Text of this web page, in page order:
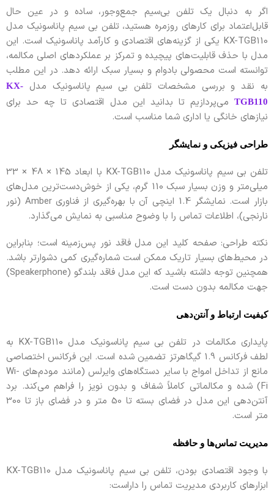
اگر به دنبال یک تلفن بی‌سیم جمع‌وجور، ساده و در عین حال
قابل‌اعتماد برای کارهای روزمره هستید، تلفن بی سیم پاناسونیک مدل
KX-TGB110 یکی از گزینه‌های اقتصادی و کارآمد پاناسونیک است. این
مدل با حذف قابلیت‌های پیچیده و تمرکز بر عملکردهای اصلی مکالمه،
توانسته است محصولی بادوام و بسیار سبک ارائه دهد. در این مطلب
به نقد و بررسی مشخصات تلفن بی سیم پاناسونیک مدل
KX-
TGB110
می‌پردازیم تا بدانید این مدل اقتصادی تا چه حد برای
نیازهای خانگی یا اداری شما مناسب است.
طراحی فیزیکی و نمایشگر
تلفن بی سیم پاناسونیک مدل KX-TGB110 با ابعاد 145 × 48 × 33
میلی‌متر و وزن بسیار سبک 110 گرم، یکی از خوش‌دست‌ترین مدل‌های
بازار است. نمایشگر 1.4 اینچی آن با بهره‌گیری از فناوری Amber (نور
نارنجی)، اطلاعات تماس را با وضوح مناسبی به نمایش می‌گذارد.
نکته طراحی: صفحه کلید این مدل فاقد نور پس‌زمینه است؛ بنابراین
در محیط‌های بسیار تاریک ممکن است شماره‌گیری کمی دشوارتر باشد.
همچنین توجه داشته باشید که این مدل فاقد بلندگو (Speakerphone)
جهت مکالمه بدون دست است.
کیفیت ارتباط و آنتن‌دهی
پایداری مکالمات در تلفن بی سیم پاناسونیک مدل KX-TGB110 به
لطف فرکانس 1.9 گیگاهرتز تضمین شده است. این فرکانس اختصاصی
مانع از تداخل امواج با سایر دستگاه‌های وایرلس (مانند مودم‌های Wi-
Fi) شده و مکالماتی کاملاً شفاف و بدون نویز را فراهم می‌کند. برد
آنتن‌دهی این مدل در فضای بسته تا 50 متر و در فضای باز تا 300
متر است.
مدیریت تماس‌ها و حافظه
با وجود اقتصادی بودن، تلفن بی سیم پاناسونیک مدل KX-TGB110
ابزارهای کاربردی مدیریت تماس را داراست: